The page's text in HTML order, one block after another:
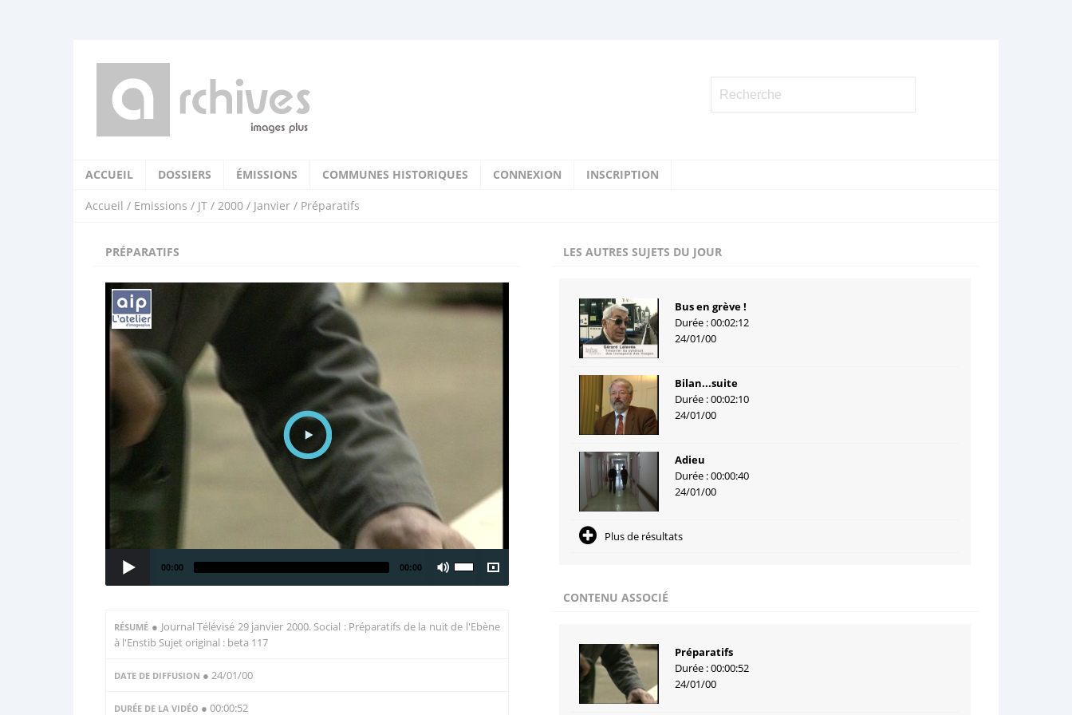
ACCUEIL DOSSIERS ÉMISSIONS COMMUNES HISTORIQUES CONNEXION INSCRIPTION
Accueil / Emissions / JT / 2000 / Janvier / Préparatifs
PRÉPARATIFS
00:00 00:00
RÉSUMÉ ● Journal Télévisé 29 janvier 2000. Social : Préparatifs de la nuit de l'Ebène
à l'Enstib Sujet original : beta 117
DATE DE DIFFUSION ● 24/01/00
DURÉE DE LA VIDÉO ● 00:00:52
LES AUTRES SUJETS DU JOUR
Bus en grève !
Durée : 00:02:12
24/01/00
Bilan...suite
Durée : 00:02:10
24/01/00
Adieu
Durée : 00:00:40
24/01/00
Plus de résultats
CONTENU ASSOCIÉ
Préparatifs
Durée : 00:00:52
24/01/00